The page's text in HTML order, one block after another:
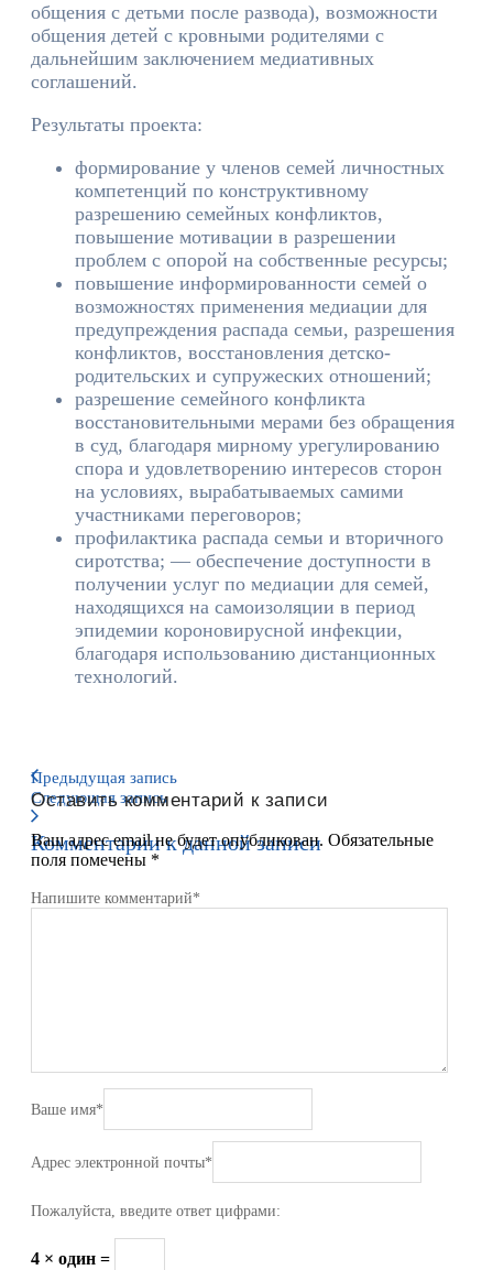
общения с детьми после развода), возможности
общения детей с кровными родителями с
дальнейшим заключением медиативных
соглашений.
Результаты проекта:
формирование у членов семей личностных
компетенций по конструктивному
разрешению семейных конфликтов,
повышение мотивации в разрешении
проблем с опорой на собственные ресурсы;
повышение информированности семей о
возможностях применения медиации для
предупреждения распада семьи, разрешения
конфликтов, восстановления детско-
родительских и супружеских отношений;
разрешение семейного конфликта
восстановительными мерами без обращения
в суд, благодаря мирному урегулированию
спора и удовлетворению интересов сторон
на условиях, вырабатываемых самими
участниками переговоров;
профилактика распада семьи и вторичного
сиротства; — обеспечение доступности в
получении услуг по медиации для семей,
находящихся на самоизоляции в период
эпидемии короновирусной инфекции,
благодаря использованию дистанционных
технологий.
Предыдущая запись
Следующая запись
Комментарии к данной записи
Оставить комментарий к записи
Ваш адрес email не будет опубликован. Обязательные
поля помечены *
Напишите комментарий*
Ваше имя*
Адрес электронной почты*
Пожалуйста, введите ответ цифрами:
4 × один =